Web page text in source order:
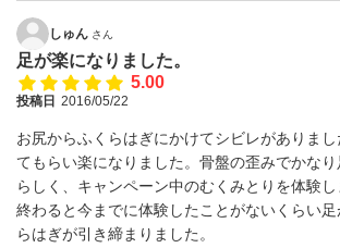
しゅん さん
足が楽になりました。
5.00
投稿日 2016/05/22
お尻からふくらはぎにかけてシビレがありまし
てもらい楽になりました。骨盤の歪みでかな
らしく、キャンペーン中のむくみとりを体験し
終わると今までに体験したことがないくらい足
らはぎが引き締まりました。